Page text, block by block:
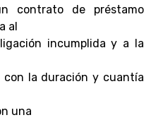
contrato de préstamo
al
incumplida y a la
con la duración y cuantía
una